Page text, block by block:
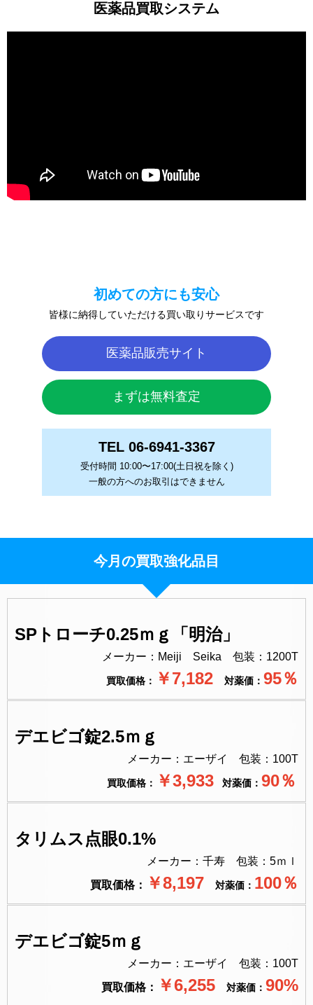
医薬品買取システム
初めての方にも安心
皆様に納得していただける買い取りサービスです
医薬品販売サイト
まずは無料査定
TEL 06-6941-3367
受付時間 10:00〜17:00(土日祝を除く)
一般の方へのお取引はできません
今月の買取強化品目
SPトローチ0.25ｍｇ「明治」
メーカー：Meiji Seika 包装：1200T
買取価格： ￥7,182 対薬価： 95％
デエビゴ錠2.5ｍｇ
メーカー：エーザイ 包装：100T
買取価格： ￥3,933 対薬価： 90％
タリムス点眼0.1%
メーカー：千寿 包装：5ｍｌ
買取価格：
￥8,197 対薬価： 100％
デエビゴ錠5ｍｇ
メーカー：エーザイ 包装：100T
買取価格：
￥6,255 対薬価： 90%